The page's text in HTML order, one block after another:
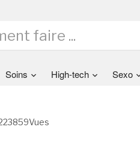
Soins High-tech Sexo